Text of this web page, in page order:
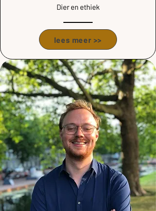
Dier en ethiek
lees meer >>